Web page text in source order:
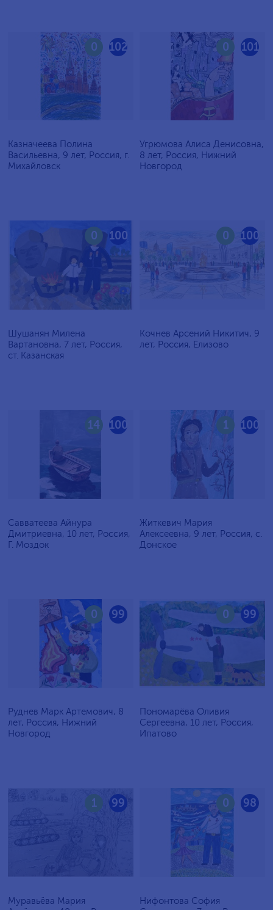
102
0
Казначеева Полина
Васильевна, 9 лет, Россия, г.
Михайловск
101
0
Угрюмова Алиса Денисовна,
8 лет, Россия, Нижний
Новгород
100
0
Шушанян Милена
Вартановна, 7 лет, Россия,
ст. Казанская
100
0
Кочнев Арсений Никитич, 9
лет, Россия, Елизово
100
14
Савватеева Айнура
Дмитриевна, 10 лет, Россия,
Г. Моздок
100
1
Житкевич Мария
Алексеевна, 9 лет, Россия, c.
Донское
99
0
Руднев Марк Артемович, 8
лет, Россия, Нижний
Новгород
99
0
Пономарёва Оливия
Сергеевна, 10 лет, Россия,
Ипатово
99
1
Муравьёва Мария
98
0
Нифонтова София